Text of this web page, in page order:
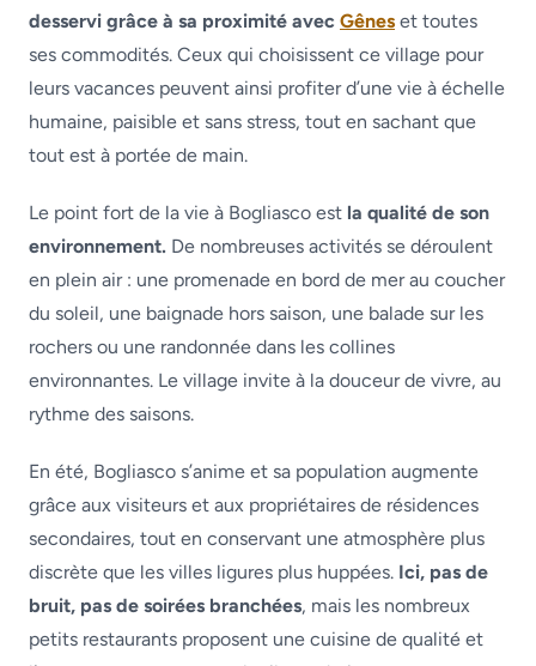
desservi grâce à sa proximité avec Gênes et toutes
ses commodités. Ceux qui choisissent ce village pour
leurs vacances peuvent ainsi profiter d’une vie à échelle
humaine, paisible et sans stress, tout en sachant que
tout est à portée de main.
Le point fort de la vie à Bogliasco est la qualité de son
environnement. De nombreuses activités se déroulent
en plein air : une promenade en bord de mer au coucher
du soleil, une baignade hors saison, une balade sur les
rochers ou une randonnée dans les collines
environnantes. Le village invite à la douceur de vivre, au
rythme des saisons.
En été, Bogliasco s’anime et sa population augmente
grâce aux visiteurs et aux propriétaires de résidences
secondaires, tout en conservant une atmosphère plus
discrète que les villes ligures plus huppées. Ici, pas de
bruit, pas de soirées branchées, mais les nombreux
petits restaurants proposent une cuisine de qualité et